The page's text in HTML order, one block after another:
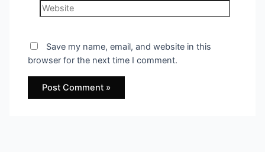
Website
Save my name, email, and website in this
browser for the next time I comment.